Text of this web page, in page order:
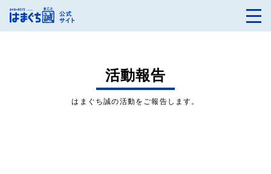
活動報告
はまぐち誠の活動をご報告します。